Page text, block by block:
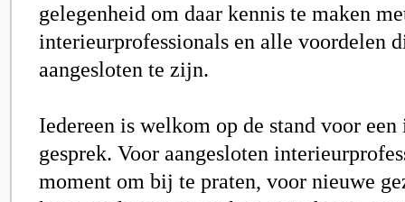
gelegenheid om daar kennis te maken
interieurprofessionals en alle voordelen
aangesloten te zijn.
Iedereen is welkom op de stand voor een
gesprek. Voor aangesloten
moment om bij te praten, voor nieuwe